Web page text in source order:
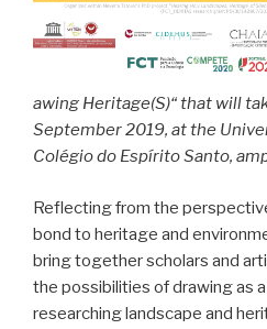
awing Heritage(S)“ that will
September 2019, at the
Colégio do Espírito Santo,
Reflecting from the
bond to heritage and
bring together scholars and
the possibilities of drawing as
researching landscape and